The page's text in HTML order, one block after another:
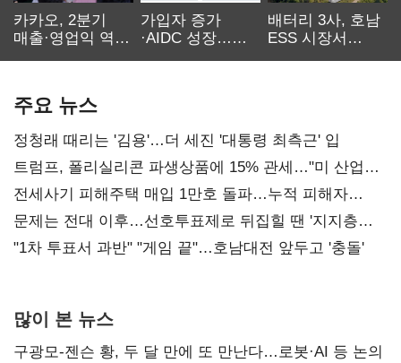
카카오, 2분기
매출·영업익 역대
가입자 증가
·AIDC 성장…
배터리 3사, 호남
ESS 시장서
주요 뉴스
정청래 때리는 '김용'…더 세진 '대통령 최측근' 입
트럼프, 폴리실리콘 파생상품에 15% 관세…"미 산업
재건"
전세사기 피해주택 매입 1만호 돌파…누적 피해자
4만278명
문제는 전대 이후…선호투표제로 뒤집힐 땐 '지지층
불복'
"1차 투표서 과반" "게임 끝"…호남대전 앞두고 '충돌'
많이 본 뉴스
구광모-젠슨 황, 두 달 만에 또 만난다…로봇·AI 등 논의